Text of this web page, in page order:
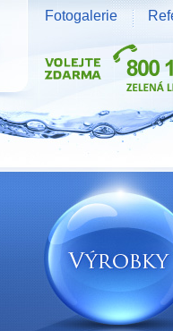
Fotogalerie